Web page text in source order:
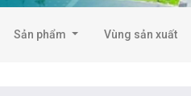
Sản phẩm Vùng sản xuất